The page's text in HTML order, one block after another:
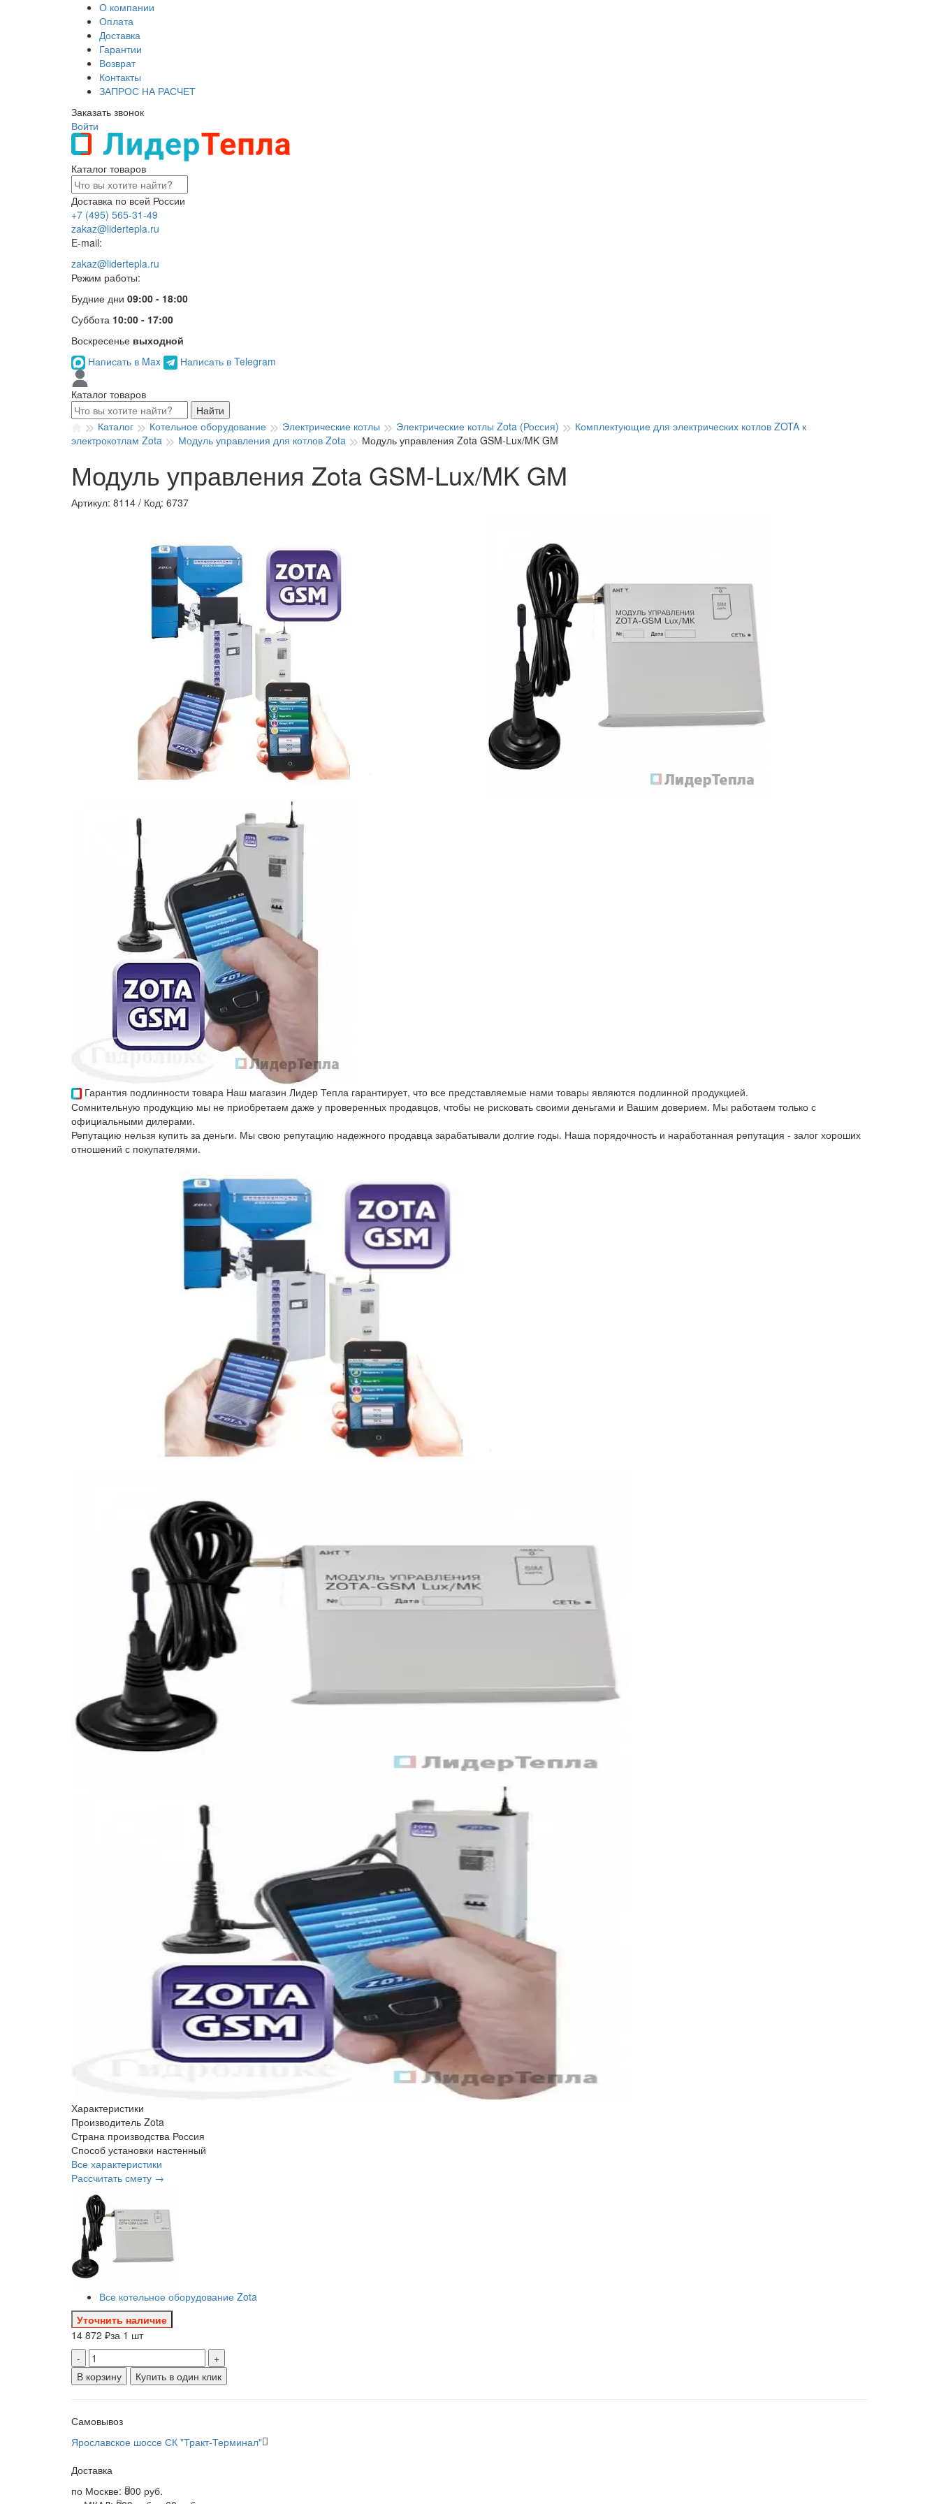
О компании
Оплата
Доставка
Гарантии
Возврат
Контакты
ЗАПРОС НА РАСЧЕТ
Заказать звонок
Войти
Каталог товаров
Доставка по всей России
+7 (495) 565-31-49
zakaz@lidertepla.ru
E-mail:
zakaz@lidertepla.ru
Режим работы:
Будние дни 09:00 - 18:00
Суббота 10:00 - 17:00
Воскресенье выходной
Написать в Max
Написать в Telegram
Каталог товаров
Найти
Каталог
Котельное оборудование Электрические котлы Электрические котлы Zota (Россия)
Комплектующие для электрических котлов ZOTA к
электрокотлам Zota
Модуль управления для котлов Zota Модуль управления Zota GSM-Lux/MK GM
Модуль управления Zota GSM-Lux/MK GM
Артикул: 8114 / Код: 6737
Гарантия подлинности товара Наш магазин Лидер Тепла гарантирует, что все представляемые нами товары являются подлинной продукцией.
Сомнительную продукцию мы не приобретаем даже у проверенных продавцов, чтобы не рисковать своими деньгами и Вашим доверием. Мы работаем только с
официальными дилерами.
Репутацию нельзя купить за деньги. Мы свою репутацию надежного продавца зарабатывали долгие годы. Наша порядочность и наработанная репутация - залог хороших
отношений с покупателями.
Характеристики
Производитель Zota
Страна производства Россия
Способ установки настенный
Все характеристики
Рассчитать смету →
Все котельное оборудование Zota
Уточнить наличие
14 872 ₽за 1 шт
-
+
В корзину
Купить в один клик
Самовывоз
Ярославское шоссе СК "Тракт-Терминал"
Доставка
по Москве: 800 руб.